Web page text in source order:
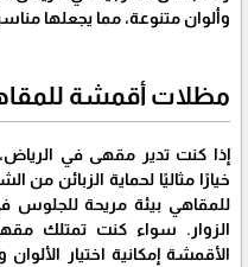
وألوان متنوعة، مما يجعلها
مظلات أقمشة
إذا كنت تدير مقهى في
خيارًا مثاليًا لحماية الزبائن
للمقاهي بيئة مريحة للجلوس
الزوار. سواء كنت تمتلك
الأقمشة إمكانية اختيار